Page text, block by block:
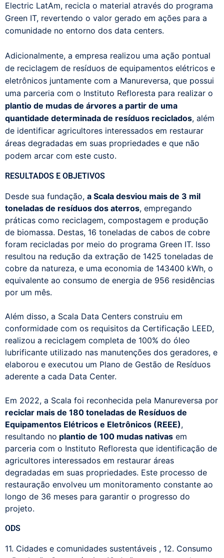
Electric LatAm, recicla o material através do programa
Green IT, revertendo o valor gerado em ações para a
comunidade no entorno dos data centers.
Adicionalmente, a empresa realizou uma ação pontual
de reciclagem de resíduos de equipamentos elétricos e
eletrônicos juntamente com a Manureversa, que possui
uma parceria com o Instituto Refloresta para realizar o
plantio de mudas de árvores a partir de uma
quantidade determinada de resíduos reciclados, além
de identificar agricultores interessados em restaurar
áreas degradadas em suas propriedades e que não
podem arcar com este custo.
RESULTADOS E OBJETIVOS
Desde sua fundação, a Scala desviou mais de 3 mil
toneladas de resíduos dos aterros, empregando
práticas como reciclagem, compostagem e produção
de biomassa. Destas, 16 toneladas de cabos de cobre
foram recicladas por meio do programa Green IT. Isso
resultou na redução da extração de 1425 toneladas de
cobre da natureza, e uma economia de 143400 kWh, o
equivalente ao consumo de energia de 956 residências
por um mês.
Além disso, a Scala Data Centers construiu em
conformidade com os requisitos da Certificação LEED,
realizou a reciclagem completa de 100% do óleo
lubrificante utilizado nas manutenções dos geradores, e
elaborou e executou um Plano de Gestão de Resíduos
aderente a cada Data Center.
Em 2022, a Scala foi reconhecida pela Manureversa por
reciclar mais de 180 toneladas de Resíduos de
Equipamentos Elétricos e Eletrônicos (REEE),
resultando no plantio de 100 mudas nativas em
parceria com o Instituto Refloresta que identificação de
agricultores interessados em restaurar áreas
degradadas em suas propriedades. Este processo de
restauração envolveu um monitoramento constante ao
longo de 36 meses para garantir o progresso do
projeto.
ODS
11. Cidades e comunidades sustentáveis , 12. Consumo